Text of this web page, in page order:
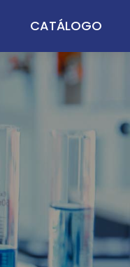
CATÁLOGO